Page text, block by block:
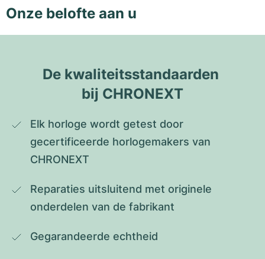
Onze belofte aan u
De kwaliteitsstandaarden
bij CHRONEXT
Elk horloge wordt getest door
gecertificeerde horlogemakers van
CHRONEXT
Reparaties uitsluitend met originele
onderdelen van de fabrikant
Gegarandeerde echtheid